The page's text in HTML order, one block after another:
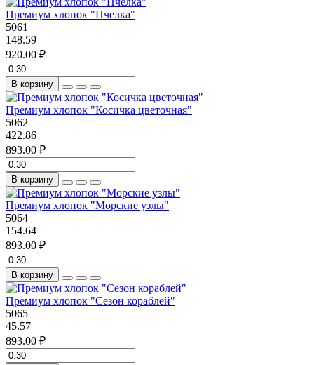
Премиум хлопок "Пчелка"
5061
148.59
920.00 ₽
В корзину
Премиум хлопок "Косичка цветочная"
5062
422.86
893.00 ₽
В корзину
Премиум хлопок "Морские узлы"
5064
154.64
893.00 ₽
В корзину
Премиум хлопок "Сезон кораблей"
5065
45.57
893.00 ₽